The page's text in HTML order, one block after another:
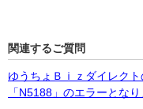
関連するご質問
ゆうちょＢｉｚダイレク
「N5188」のエラーとな